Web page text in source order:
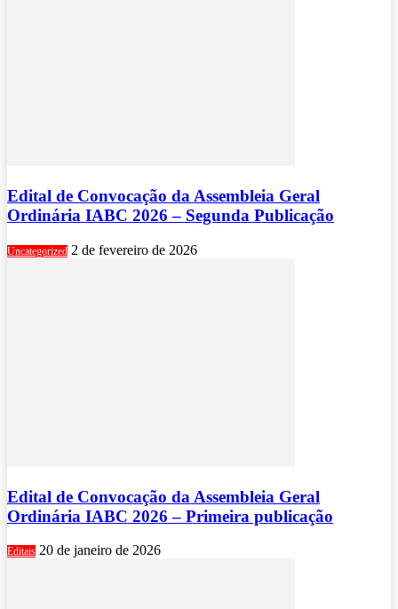
Edital de Convocação da Assembleia Geral
Ordinária IABC 2026 – Segunda Publicação
Uncategorized 2 de fevereiro de 2026
Edital de Convocação da Assembleia Geral
Ordinária IABC 2026 – Primeira publicação
Editais 20 de janeiro de 2026